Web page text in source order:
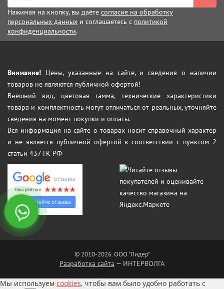
Нажимая на кнопку, вы даёте согласие на обработку
персональных данных и соглашаетесь с политикой
конфиденциальности.
Внимание! Цены, указанные на сайте, и сведения о наличии
товаров не являются публичной офертой!
Внешний вид, цветовая гамма, технические характеристики
товара и комплектность могут отличаться от реальных, уточняйте
сведения на момент покупки и оплаты.
Вся информация на сайте о товарах носит справочный характер
и не является публичной офертой в соответствии с пунктом 2
статьи 437 ГК РФ
© 2010-2026. ООО "Лидер"
Разработка сайта — ИНТЕРВОЛГА
Мы используем cookies, чтобы вам было удобно работать с